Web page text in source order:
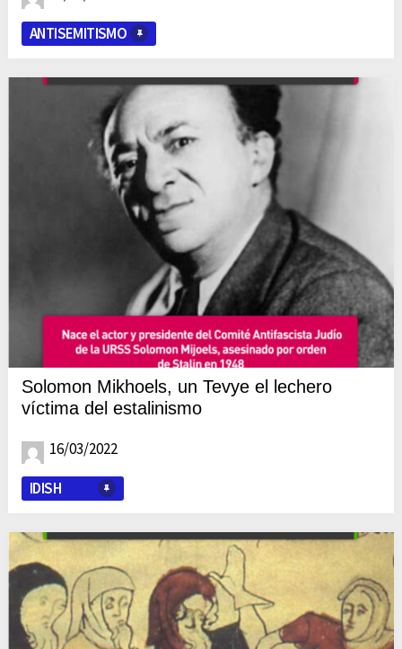
ANTISEMITISMO
Solomon Mikhoels, un Tevye el lechero
víctima del estalinismo
16/03/2022
IDISH